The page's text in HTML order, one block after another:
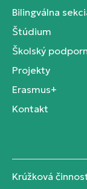
Bilingválna
Štúdium
Školský
Projekty
Erasmus+
Kontakt
Krúžková